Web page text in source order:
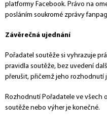
platformy Facebook. Právo na
posláním soukromé zprávy
Závěrečná ujednání
Pořadatel soutěže si vyhrazuje
pravidla soutěže, bez uvedení
přerušit, přičemž jeho rozhodnutí
Rozhodnutí Pořadatele ve všech
soutěže nebo výher je konečné.